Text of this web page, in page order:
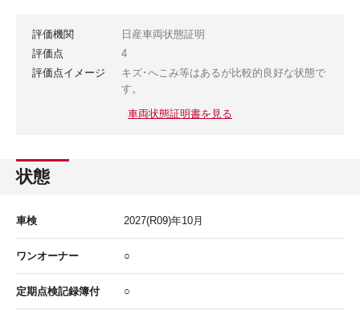
評価機関
日産車両状態証明
評価点
4
評価点イメージ
キズ･へこみ等はあるが比較的良好な状態で
す。
車両状態証明書を見る
状態
車検 2027(R09)年10 月
ワンオーナー ○
定期点検記録簿付 ○